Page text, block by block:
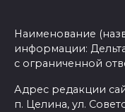
Наименование
информации:
с ограниченной
Адрес редакции
п. Целина, ул.